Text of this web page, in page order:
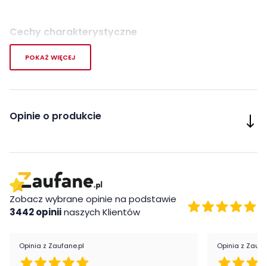
Cechy charakterystyczne
Kategoria:
POKAŻ WIĘCEJ
Opinie o produkcie
Zobacz wybrane opinie na podstawie
3442 opiniinaszych Klientów
Opinia z Zaufane.pl Opinia z